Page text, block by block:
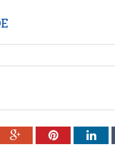
Google+Pinterest